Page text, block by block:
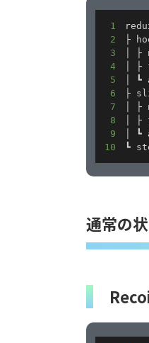
1
2
3
4
5
6
7
8
9
10
┗
通常の